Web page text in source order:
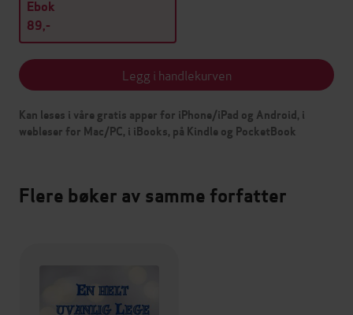
Ebok
89,-
Legg i handlekurven
Kan leses i våre gratis apper for iPhone/iPad og Android, i
webleser for Mac/PC, i iBooks, på Kindle og PocketBook
Flere bøker av samme forfatter